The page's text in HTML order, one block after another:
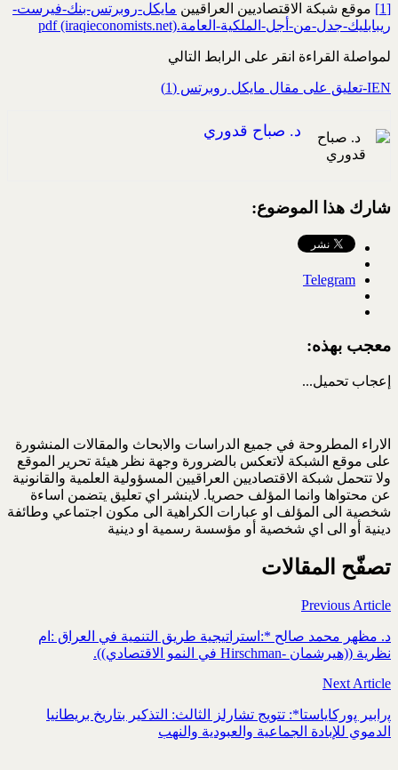
[1] موقع شبكة الاقتصاديين العراقيين مايكل-روبرتس-بنك-فيرست-
ريبابليك-جدل-من-أجل-الملكية-العامة.pdf (iraqieconomists.net)
لمواصلة القراءة انقر على الرابط التالي
IEN-تعليق على مقال مايكل روبرتس (1)
د. صباح قدوري
شارك هذا الموضوع:
Telegram
معجب بهذه:
إعجاب تحميل...
الاراء المطروحة في جميع الدراسات والابحاث والمقالات المنشورة
على موقع الشبكة لاتعكس بالضرورة وجهة نظر هيئة تحرير الموقع
ولا تتحمل شبكة الاقتصاديين العراقيين المسؤولية العلمية والقانونية
عن محتواها وانما المؤلف حصريا. لاينشر اي تعليق يتضمن اساءة
شخصية الى المؤلف او عبارات الكراهية الى مكون اجتماعي وطائفة
دينية أو الى اي شخصية أو مؤسسة رسمية او دينية
تصفّح المقالات
Previous Article
د. مظهر محمد صالح *:استراتيجية طريق التنمية في العراق :ام
نظرية ((هيرشمان -Hirschman في النمو الاقتصادي)).
Next Article
ﭘرابير ﭘوركاياستا*: تتويج تشارلز الثالث: التذكير بتاريخ بريطانيا
الدموي للإبادة الجماعية والعبودية والنهب